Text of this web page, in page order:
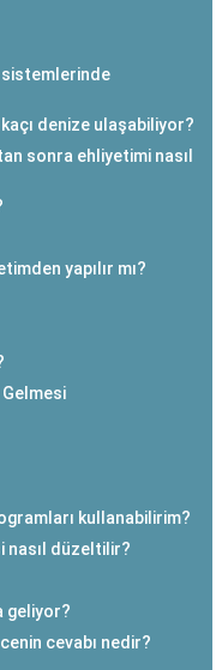
sistemlerinde
denize ulaşabiliyor?
sonra ehliyetimi nasıl
yapılır mı?
Gelmesi
kullanabilirim?
nasıl düzeltilir?
geliyor?
cevabı nedir?